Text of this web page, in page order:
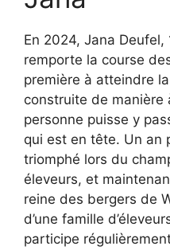
En 2024, Jana
remporte la course
première à atteindre
construite de manière
personne puisse y
qui est en tête. Un an
triomphé lors du
éleveurs, et
reine des bergers de
d’une famille
participe